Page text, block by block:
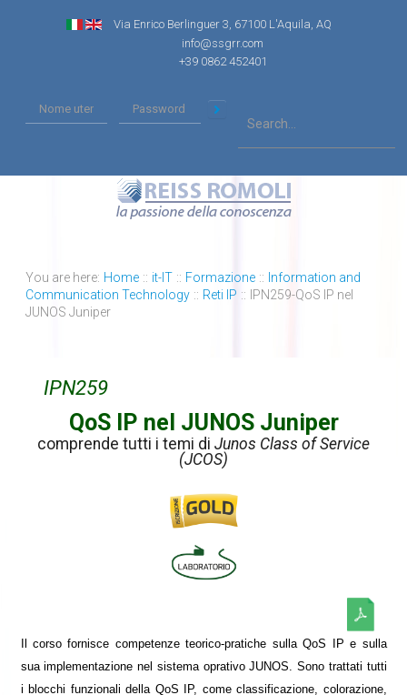
Via Enrico Berlinguer 3, 67100 L'Aquila, AQ
info@ssgrr.com
+39 0862 452401
You are here: Home :: it-IT :: Formazione :: Information and
Communication Technology :: Reti IP ::
IPN259-QoS IP nel
JUNOS Juniper
IPN259
QoS IP nel JUNOS Juniper
comprende tutti i temi di Junos Class of Service
(JCOS)
Il corso fornisce competenze teorico-pratiche sulla QoS IP e sulla
sua implementazione nel sistema oprativo JUNOS. Sono trattati tutti
i blocchi funzionali della QoS IP, come classificazione, colorazione,